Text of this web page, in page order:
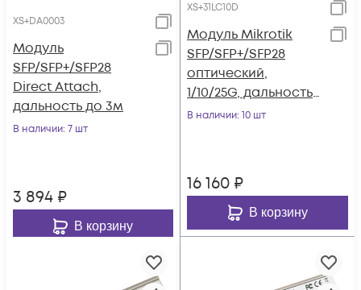
XS+DA0003
Модуль
SFP/SFP+/SFP28
Direct Attach,
дальность до 3м
В наличии: 7 шт
3 894 ₽
В корзину
XS+31LC10D
Модуль Mikrotik
SFP/SFP+/SFP28
оптический,
1/10/25G, дальность
до 10км, 1310нм
В наличии: 10 шт
16 160 ₽
В корзину